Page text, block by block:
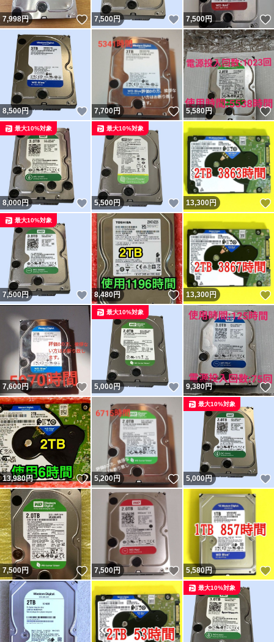
7,998円 いいね！
7,500円 いいね！
7,500円
8,500円 いいね！
7,700円 いいね！
5,580円
8,000円 いいね！
最大10%対象
5,500円 いいね！
最大10%対象
13,300円
7,500円 いいね！
最大10%対象
8,480円 いいね！
13,300円
7,600円 いいね！
5,000円 いいね！
最大10%対象
9,380円
13,980円 いいね！
5,200円 いいね！
5,000円
最大10%対象
7,500円 いいね！
7,500円 いいね！
5,580円
最大10%対象